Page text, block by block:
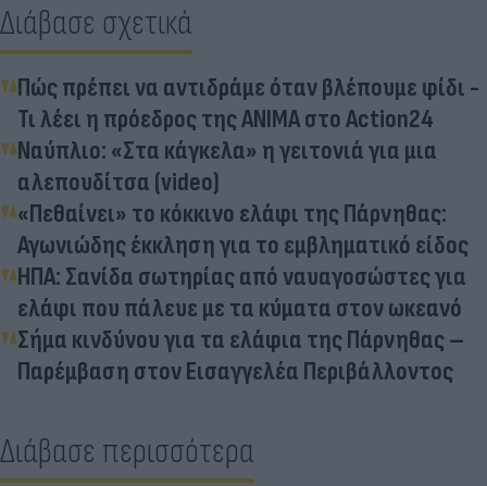
Διάβασε σχετικά
Πώς πρέπει να αντιδράμε όταν βλέπουμε φίδι -
Τι λέει η πρόεδρος της ANIMA στο Action24
Ναύπλιο: «Στα κάγκελα» η γειτονιά για μια
αλεπουδίτσα (video)
«Πεθαίνει» το κόκκινο ελάφι της Πάρνηθας:
Αγωνιώδης έκκληση για το εμβληματικό είδος
ΗΠΑ: Σανίδα σωτηρίας από ναυαγοσώστες για
ελάφι που πάλευε με τα κύματα στον ωκεανό
Σήμα κινδύνου για τα ελάφια της Πάρνηθας –
Παρέμβαση στον Εισαγγελέα Περιβάλλοντος
Διάβασε περισσότερα